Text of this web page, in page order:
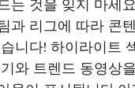
는 것을 잊지 마세
과 리그에 따라 콘
니다! 하이라이트
와 트렌드 동영상